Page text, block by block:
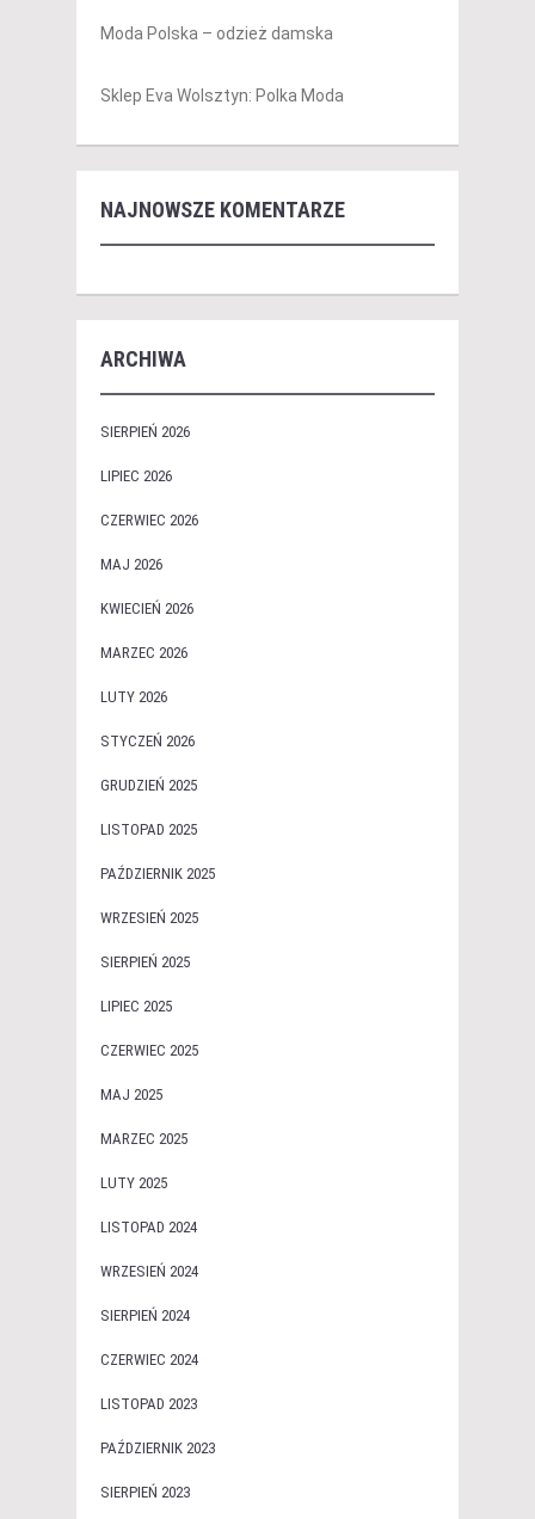
Moda Polska – odzież damska
Sklep Eva Wolsztyn: Polka Moda
NAJNOWSZE KOMENTARZE
ARCHIWA
SIERPIEŃ 2026
LIPIEC 2026
CZERWIEC 2026
MAJ 2026
KWIECIEŃ 2026
MARZEC 2026
LUTY 2026
STYCZEŃ 2026
GRUDZIEŃ 2025
LISTOPAD 2025
PAŹDZIERNIK 2025
WRZESIEŃ 2025
SIERPIEŃ 2025
LIPIEC 2025
CZERWIEC 2025
MAJ 2025
MARZEC 2025
LUTY 2025
LISTOPAD 2024
WRZESIEŃ 2024
SIERPIEŃ 2024
CZERWIEC 2024
LISTOPAD 2023
PAŹDZIERNIK 2023
SIERPIEŃ 2023